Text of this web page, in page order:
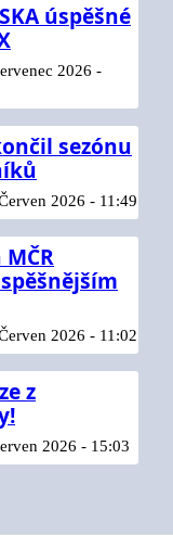
úspěšné
2026 -
sezónu
2026 - 11:49
MČR
2026 - 11:02
z
2026 - 15:03